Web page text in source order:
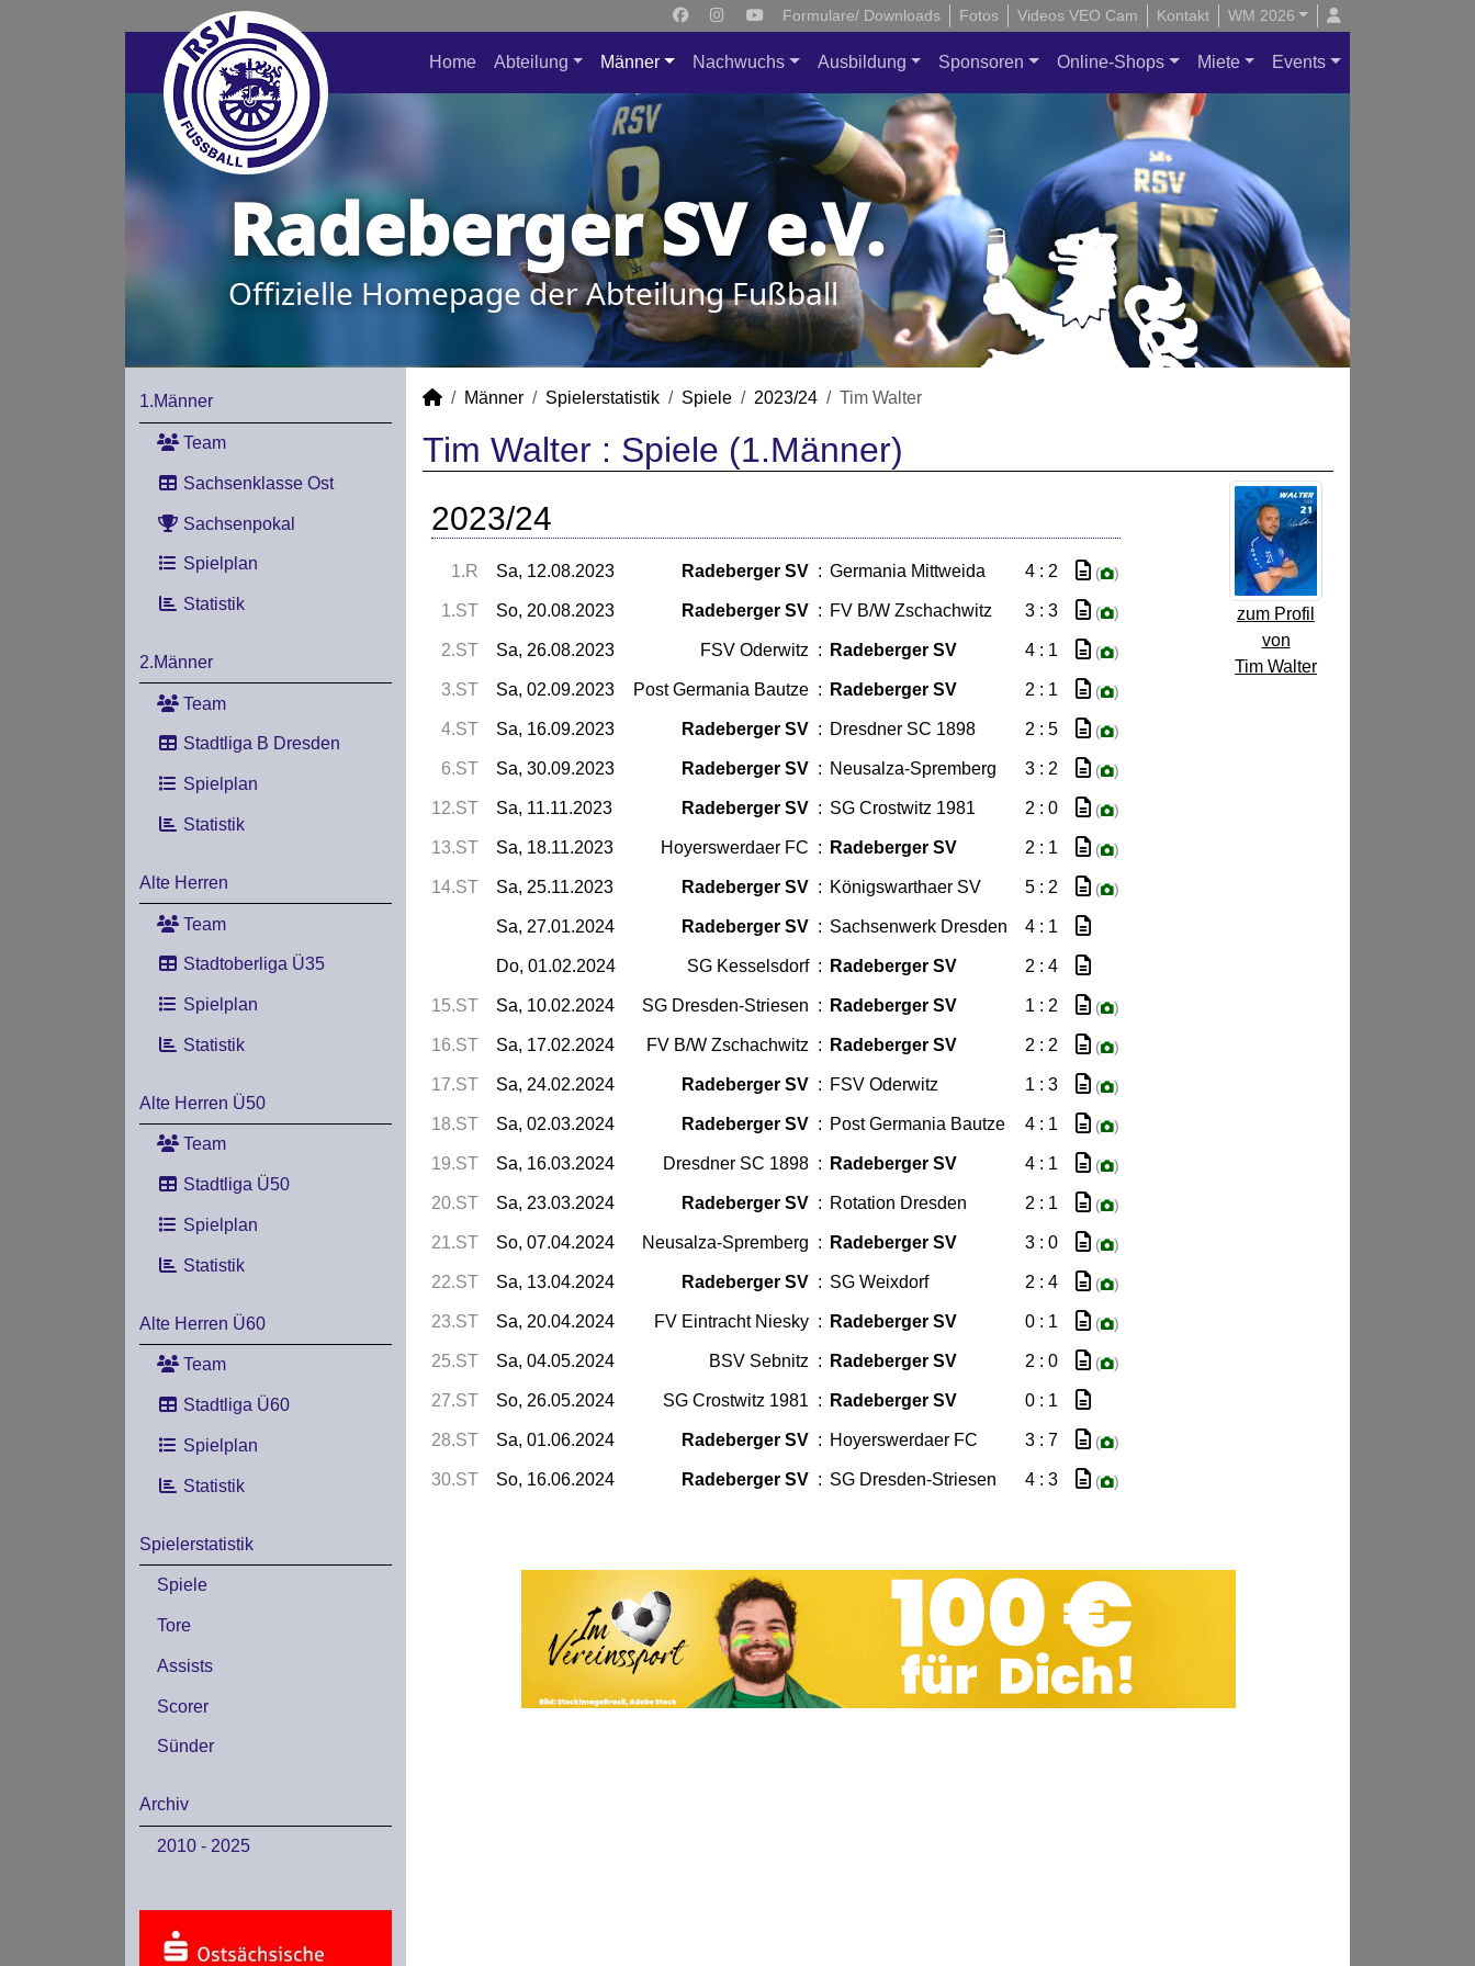
Formulare/ Downloads Fotos Videos VEO Cam Kontakt WM 2026
Home Abteilung Männer Nachwuchs Ausbildung Sponsoren Online-Shops Miete Events
Radeberger SV e.V.
Offizielle Homepage der Abteilung Fußball
1.Männer
Team
Sachsenklasse Ost
Sachsenpokal
Spielplan
Statistik
2.Männer
Team
Stadtliga B Dresden
Spielplan
Statistik
Alte Herren
Team
Stadtoberliga Ü35
Spielplan
Statistik
Alte Herren Ü50
Team
Stadtliga Ü50
Spielplan
Statistik
Alte Herren Ü60
Team
Stadtliga Ü60
Spielplan
Statistik
Spielerstatistik
Spiele
Tore
Assists
Scorer
Sünder
Archiv
2010 - 2025
Männer Spielerstatistik Spiele 2023/24 Tim Walter
Tim Walter : Spiele (1.Männer)
zum Profil
von
Tim Walter
2023/24
1.R Sa, 12.08.2023 Radeberger SV : Germania Mittweida 4 : 2 ( )
1.ST So, 20.08.2023 Radeberger SV : FV B/W Zschachwitz 3 : 3 ( )
2.ST Sa, 26.08.2023 FSV Oderwitz : Radeberger SV 4 : 1 ( )
3.ST Sa, 02.09.2023 Post Germania Bautze : Radeberger SV 2 : 1 ( )
4.ST Sa, 16.09.2023 Radeberger SV : Dresdner SC 1898 2 : 5 ( )
6.ST Sa, 30.09.2023 Radeberger SV : Neusalza-Spremberg 3 : 2 ( )
12.ST Sa, 11.11.2023 Radeberger SV : SG Crostwitz 1981 2 : 0 ( )
13.ST Sa, 18.11.2023 Hoyerswerdaer FC : Radeberger SV 2 : 1 ( )
14.ST Sa, 25.11.2023 Radeberger SV : Königswarthaer SV 5 : 2 ( )
Sa, 27.01.2024 Radeberger SV : Sachsenwerk Dresden 4 : 1
Do, 01.02.2024 SG Kesselsdorf : Radeberger SV 2 : 4
15.ST Sa, 10.02.2024 SG Dresden-Striesen : Radeberger SV 1 : 2 ( )
16.ST Sa, 17.02.2024 FV B/W Zschachwitz : Radeberger SV 2 : 2 ( )
17.ST Sa, 24.02.2024 Radeberger SV : FSV Oderwitz 1 : 3 ( )
18.ST Sa, 02.03.2024 Radeberger SV : Post Germania Bautze 4 : 1 ( )
19.ST Sa, 16.03.2024 Dresdner SC 1898 : Radeberger SV 4 : 1 ( )
20.ST Sa, 23.03.2024 Radeberger SV : Rotation Dresden 2 : 1 ( )
21.ST So, 07.04.2024 Neusalza-Spremberg : Radeberger SV 3 : 0 ( )
22.ST Sa, 13.04.2024 Radeberger SV : SG Weixdorf 2 : 4 ( )
23.ST Sa, 20.04.2024 FV Eintracht Niesky : Radeberger SV 0 : 1 ( )
25.ST Sa, 04.05.2024 BSV Sebnitz : Radeberger SV 2 : 0 ( )
27.ST So, 26.05.2024 SG Crostwitz 1981 : Radeberger SV 0 : 1
28.ST Sa, 01.06.2024 Radeberger SV : Hoyerswerdaer FC 3 : 7 ( )
30.ST So, 16.06.2024 Radeberger SV : SG Dresden-Striesen 4 : 3 ( )